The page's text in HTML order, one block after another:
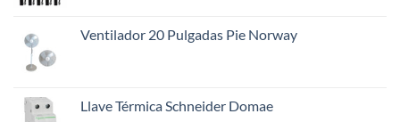
Ventilador 20 Pulgadas Pie Norway
Llave Térmica Schneider Domae